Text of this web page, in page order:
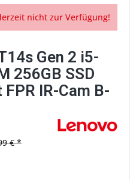
nicht zur Verfügung!
Gen 2 i5-
256GB SSD
IR-Cam B-
€ *